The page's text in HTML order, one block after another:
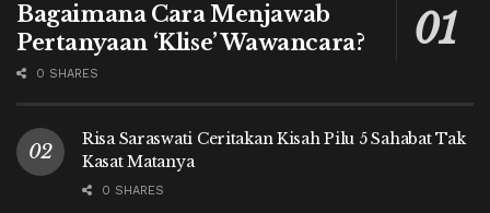
Bagaimana Cara Menjawab
Pertanyaan ‘Klise’ Wawancara?
0 SHARES
Risa Saraswati Ceritakan Kisah Pilu 5 Sahabat Tak
Kasat Matanya
0 SHARES